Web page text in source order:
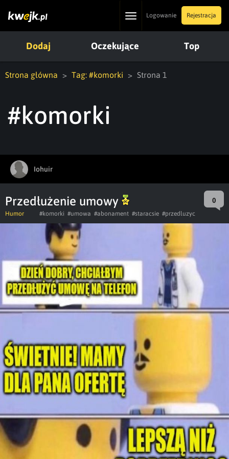
ToggleLogowanie Rejestracja
Dodaj Oczekujące Top
Strona główna Tag: #komorki Strona 1
#komorki
Iohuir
Przedłużenie umowy 0
Humor #komorki #umowa #abonament #staracsie #przedluzyc